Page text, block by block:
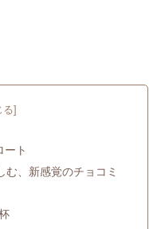
ート
む、新感覚のチョコミ